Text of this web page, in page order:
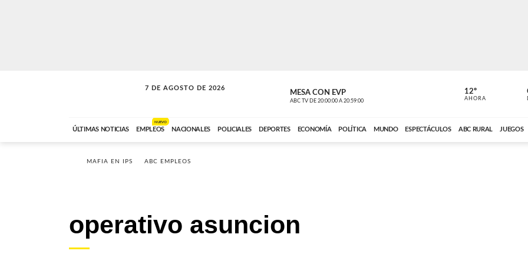
7 DE AGOSTO DE 2026
SOLO MÚSICA MESA CON EVP
ABC TV DE 20:00:00 A 20:59:00
EL
ABC CARDINAL
12º
AHORA
ÚLTIMAS NOTICIAS EMPLEOS
NUEVO
NACIONALES POLICIALES DEPORTES ECONOMÍA POLÍTICA MUNDO ESPECTÁCULOS ABC RURAL JUEGOS
MAFIA EN IPS ABC EMPLEOS
operativo asuncion